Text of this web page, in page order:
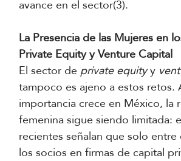
avance en el sector(3).
La Presencia de las Mujeres en
Private Equity y Venture Capital
El sector de private equityy
tampoco es ajeno a estos retos.
importancia crece en México, la
femenina sigue siendo limitada:
recientes señalan que solo
los socios en firmas de capital